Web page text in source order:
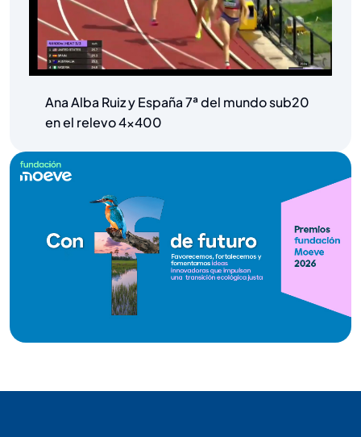
Ana Alba Ruiz y España 7ª del mundo sub20
en el relevo 4×400